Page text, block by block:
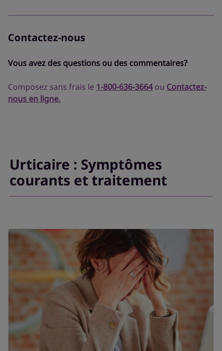
Contactez-nous
Vous avez des questions ou des commentaires?
Composez sans frais le 1-800-636-3664 ou Contactez-
nous en ligne.
Urticaire : Symptômes
courants et traitement